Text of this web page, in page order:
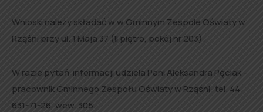
Wnioski należy składać w w Gminnym Zespole Oświaty w
Rząśni przy ul. 1 Maja 37 (II piętro, pokój nr 203).
W razie pytań informacji udziela Pani Aleksandra Pęciak –
pracownik Gminnego Zespołu Oświaty w Rząśni: tel. 44
631-71-26, wew. 305.